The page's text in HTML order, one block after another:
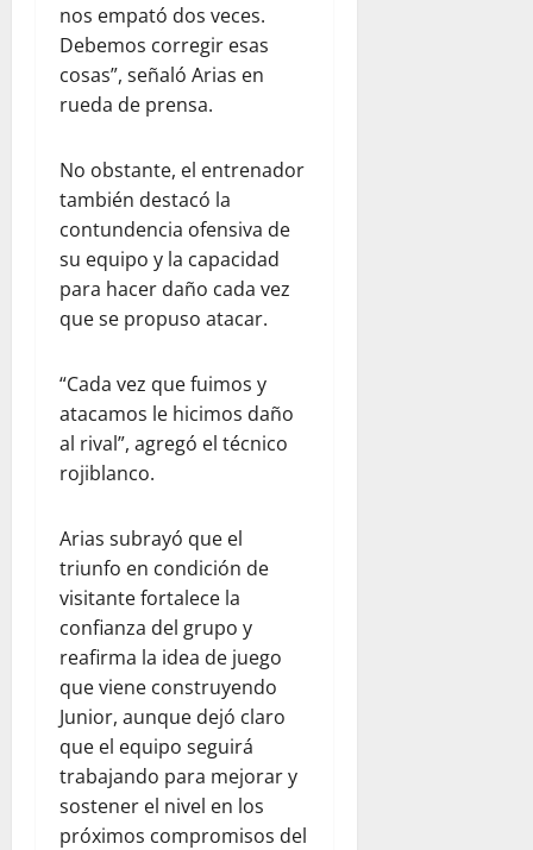
nos empató dos veces.
Debemos corregir esas
cosas”, señaló Arias en
rueda de prensa.
No obstante, el entrenador
también destacó la
contundencia ofensiva de
su equipo y la capacidad
para hacer daño cada vez
que se propuso atacar.
“Cada vez que fuimos y
atacamos le hicimos daño
al rival”, agregó el técnico
rojiblanco.
Arias subrayó que el
triunfo en condición de
visitante fortalece la
confianza del grupo y
reafirma la idea de juego
que viene construyendo
Junior, aunque dejó claro
que el equipo seguirá
trabajando para mejorar y
sostener el nivel en los
próximos compromisos del